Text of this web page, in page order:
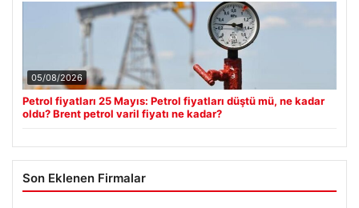
05/08/2026
Petrol fiyatları 25 Mayıs: Petrol fiyatları düştü mü, ne kadar
oldu? Brent petrol varil fiyatı ne kadar?
Son Eklenen Firmalar